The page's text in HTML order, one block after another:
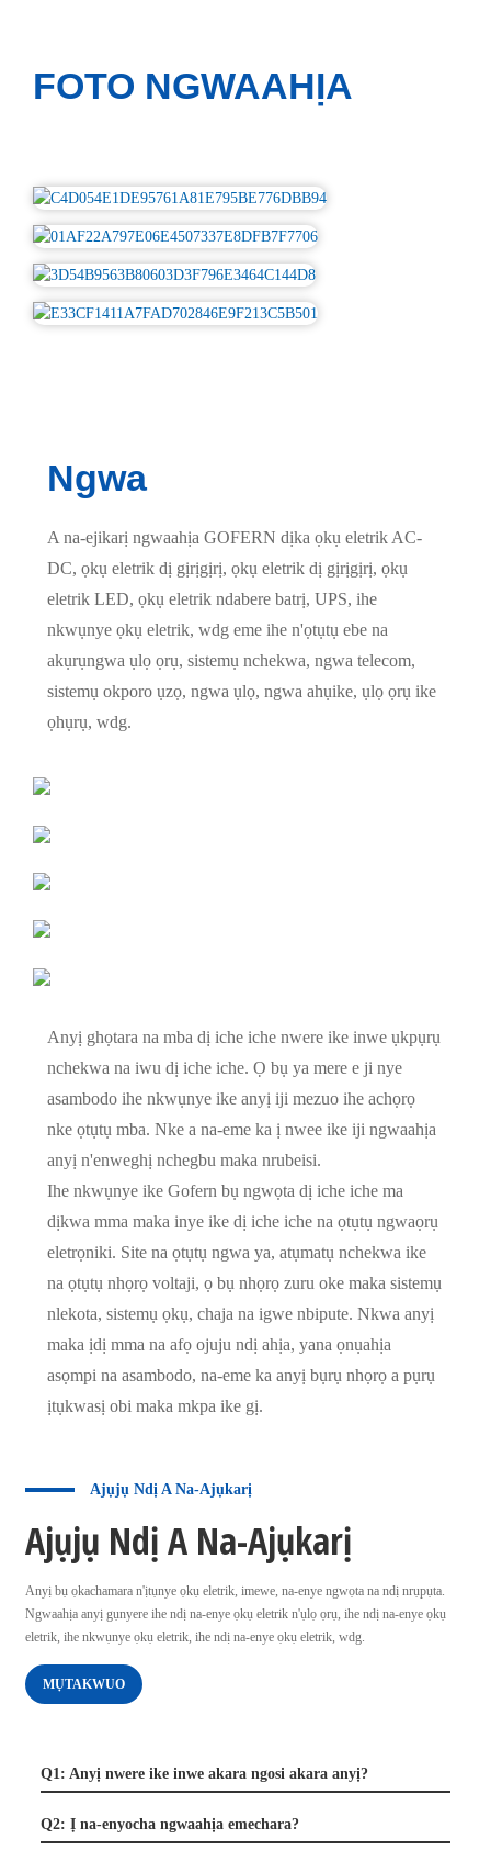
FOTO NGWAAHỊA
Ngwa
A na-ejikarị ngwaahịa GOFERN dịka ọkụ eletrik AC-
DC, ọkụ eletrik dị gịrịgịrị, ọkụ eletrik dị gịrịgịrị, ọkụ
eletrik LED, ọkụ eletrik ndabere batrị, UPS, ihe
nkwụnye ọkụ eletrik, wdg eme ihe n'ọtụtụ ebe na
akụrụngwa ụlọ ọrụ, sistemụ nchekwa, ngwa telecom,
sistemụ okporo ụzọ, ngwa ụlọ, ngwa ahụike, ụlọ ọrụ ike
ọhụrụ, wdg.
Anyị ghọtara na mba dị iche iche nwere ike inwe ụkpụrụ
nchekwa na iwu dị iche iche. Ọ bụ ya mere e ji nye
asambodo ihe nkwụnye ike anyị iji mezuo ihe achọrọ
nke ọtụtụ mba. Nke a na-eme ka ị nwee ike iji ngwaahịa
anyị n'enweghị nchegbu maka nrubeisi.
Ihe nkwụnye ike Gofern bụ ngwọta dị iche iche ma
dịkwa mma maka inye ike dị iche iche na ọtụtụ ngwaọrụ
eletrọniki. Site na ọtụtụ ngwa ya, atụmatụ nchekwa ike
na ọtụtụ nhọrọ voltaji, ọ bụ nhọrọ zuru oke maka sistemụ
nlekota, sistemụ ọkụ, chaja na igwe nbipute. Nkwa anyị
maka ịdị mma na afọ ojuju ndị ahịa, yana ọnụahịa
asọmpi na asambodo, na-eme ka anyị bụrụ nhọrọ a pụrụ
ịtụkwasị obi maka mkpa ike gị.
Ajụjụ Ndị A Na-Ajụkarị
Ajụjụ Ndị A Na-Ajụkarị
Anyị bụ ọkachamara n'ịtụnye ọkụ eletrik, imewe, na-enye ngwọta na ndị nrụpụta.
Ngwaahịa anyị gụnyere ihe ndị na-enye ọkụ eletrik n'ụlọ ọrụ, ihe ndị na-enye ọkụ
eletrik, ihe nkwụnye ọkụ eletrik, ihe ndị na-enye ọkụ eletrik, wdg.
MỤTAKWUO
Q1: Anyị nwere ike inwe akara ngosi akara anyị?
Q2: Ị na-enyocha ngwaahịa emechara?